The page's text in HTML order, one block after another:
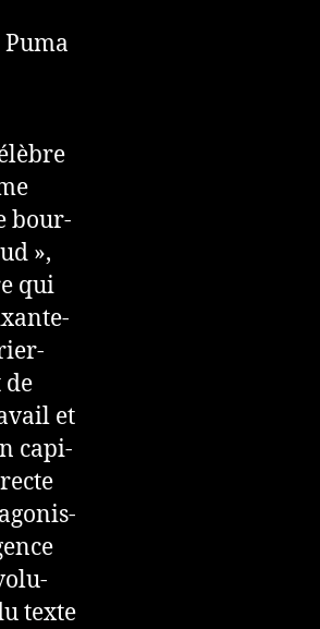
bour­
»,
qui
de
et
capi­
texte